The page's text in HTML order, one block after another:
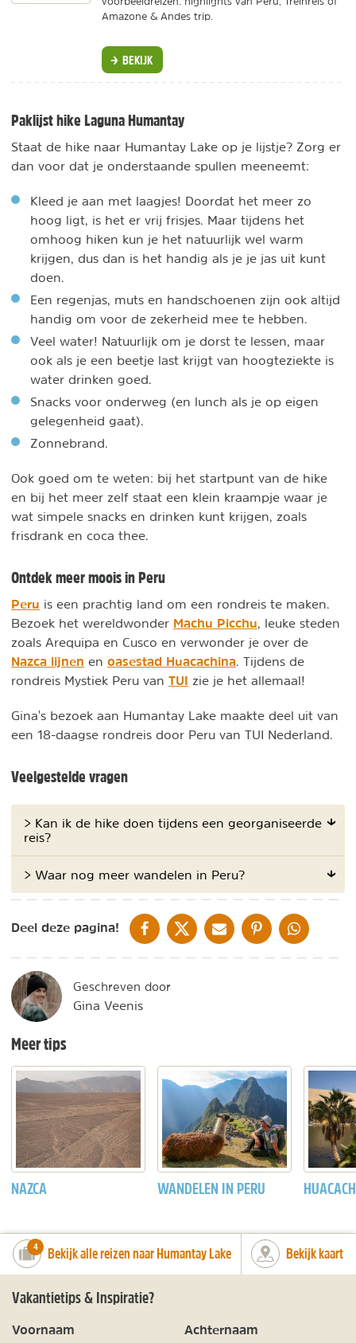
Amazone & Andes trip.
BEKIJK
Paklijst hike Laguna Humantay
Staat de hike naar Humantay Lake op je lijstje? Zorg er
dan voor dat je onderstaande spullen meeneemt:
Kleed je aan met laagjes! Doordat het meer zo
hoog ligt, is het er vrij frisjes. Maar tijdens het
omhoog hiken kun je het natuurlijk wel warm
krijgen, dus dan is het handig als je je jas uit kunt
doen.
Een regenjas, muts en handschoenen zijn ook altijd
handig om voor de zekerheid mee te hebben.
Veel water! Natuurlijk om je dorst te lessen, maar
ook als je een beetje last krijgt van hoogteziekte is
water drinken goed.
Snacks voor onderweg (en lunch als je op eigen
gelegenheid gaat).
Zonnebrand.
Ook goed om te weten: bij het startpunt van de hike
en bij het meer zelf staat een klein kraampje waar je
wat simpele snacks en drinken kunt krijgen, zoals
frisdrank en coca thee.
Ontdek meer moois in Peru
Peru is een prachtig land om een rondreis te maken.
Bezoek het wereldwonder Machu Picchu , leuke steden
zoals Arequipa en Cusco en verwonder je over de
Nazca lijnen en oasestad Huacachina . Tijdens de
rondreis Mystiek Peru van TUI zie je het allemaal!
Gina's bezoek aan Humantay Lake maakte deel uit van
een 18-daagse rondreis door Peru van TUI Nederland.
Veelgestelde vragen
> Kan ik de hike doen tijdens een georganiseerde
reis?
> Waar nog meer wandelen in Peru?
Deel deze pagina! DELEN OP FACEBOOK
DELEN OP XDELEN VIA DE MAIL
DELEN OP PINTEREST
DELEN OP
Geschreven door
Gina Veenis
Meer tips
NAZCA WANDELEN IN PERU
number_of_trips:
4 Bekijk alle reizen naar Humantay Lake Bekijk kaart
Vakantietips & Inspiratie?
Voornaam Achternaam